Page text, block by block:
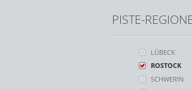
PISTE-
LÜBECK
ROSTOCK
SCHWERIN